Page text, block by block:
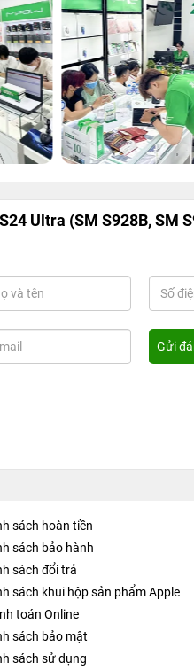
Ultra (SM S928B, SM
sách hoàn tiền
sách bảo hành
sách đổi trả
sách khui hộp sản phẩm Apple
toán Online
sách bảo mật
sách sử dụng